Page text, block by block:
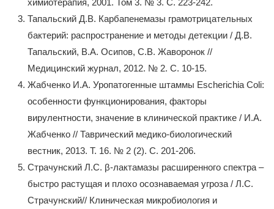
Тапальский Д.В. Карбапенемазы грамотрицательных
бактерий: распространение и методы детекции / Д.В.
Тапальский, В.А. Осипов, С.В. Жаворонок //
Медицинский журнал, 2012. № 2. С. 10-15.
Жабченко И.А. Уропатогенные штаммы Escherichia Coli:
особенности функционирования, факторы
вирулентности, значение в клинической практике / И.А.
Жабченко // Таврический медико-биологический
вестник, 2013. Т. 16. № 2 (2). С. 201-206.
Страчунский Л.С. β-лактамазы расширенного спектра –
быстро растущая и плохо осознаваемая угроза / Л.С.
Страчунский// Клиническая микробиология и